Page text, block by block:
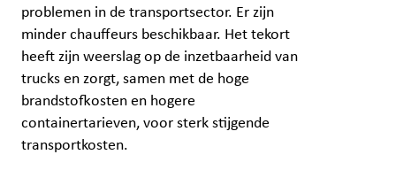
problemen in de transportsector. Er zijn
minder chauffeurs beschikbaar. Het tekort
heeft zijn weerslag op de inzetbaarheid van
trucks en zorgt, samen met de hoge
brandstofkosten en hogere
containertarieven, voor sterk stijgende
transportkosten.